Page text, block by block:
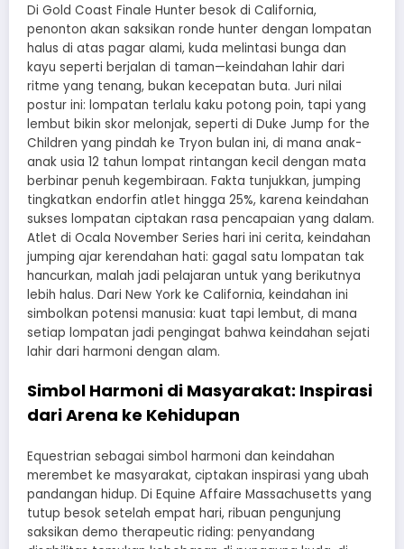
Di Gold Coast Finale Hunter besok di California,
penonton akan saksikan ronde hunter dengan lompatan
halus di atas pagar alami, kuda melintasi bunga dan
kayu seperti berjalan di taman—keindahan lahir dari
ritme yang tenang, bukan kecepatan buta. Juri nilai
postur ini: lompatan terlalu kaku potong poin, tapi yang
lembut bikin skor melonjak, seperti di Duke Jump for the
Children yang pindah ke Tryon bulan ini, di mana anak-
anak usia 12 tahun lompat rintangan kecil dengan mata
berbinar penuh kegembiraan. Fakta tunjukkan, jumping
tingkatkan endorfin atlet hingga 25%, karena keindahan
sukses lompatan ciptakan rasa pencapaian yang dalam.
Atlet di Ocala November Series hari ini cerita, keindahan
jumping ajar kerendahan hati: gagal satu lompatan tak
hancurkan, malah jadi pelajaran untuk yang berikutnya
lebih halus. Dari New York ke California, keindahan ini
simbolkan potensi manusia: kuat tapi lembut, di mana
setiap lompatan jadi pengingat bahwa keindahan sejati
lahir dari harmoni dengan alam.
Simbol Harmoni di Masyarakat: Inspirasi
dari Arena ke Kehidupan
Equestrian sebagai simbol harmoni dan keindahan
merembet ke masyarakat, ciptakan inspirasi yang ubah
pandangan hidup. Di Equine Affaire Massachusetts yang
tutup besok setelah empat hari, ribuan pengunjung
saksikan demo therapeutic riding: penyandang